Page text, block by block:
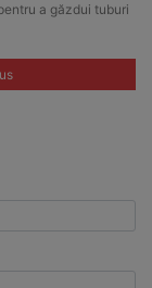
a găzdui tuburi